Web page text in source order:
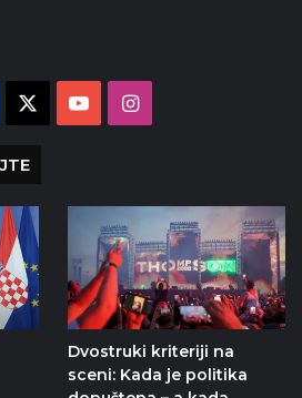
YouTubeInstagram
Dvostruki kriteriji na
sceni: Kada je politika